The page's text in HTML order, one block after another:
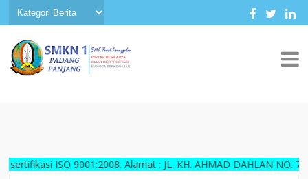
9001:2008. Alamat : JL. KH. AHMAD DAHLAN NO. 70,